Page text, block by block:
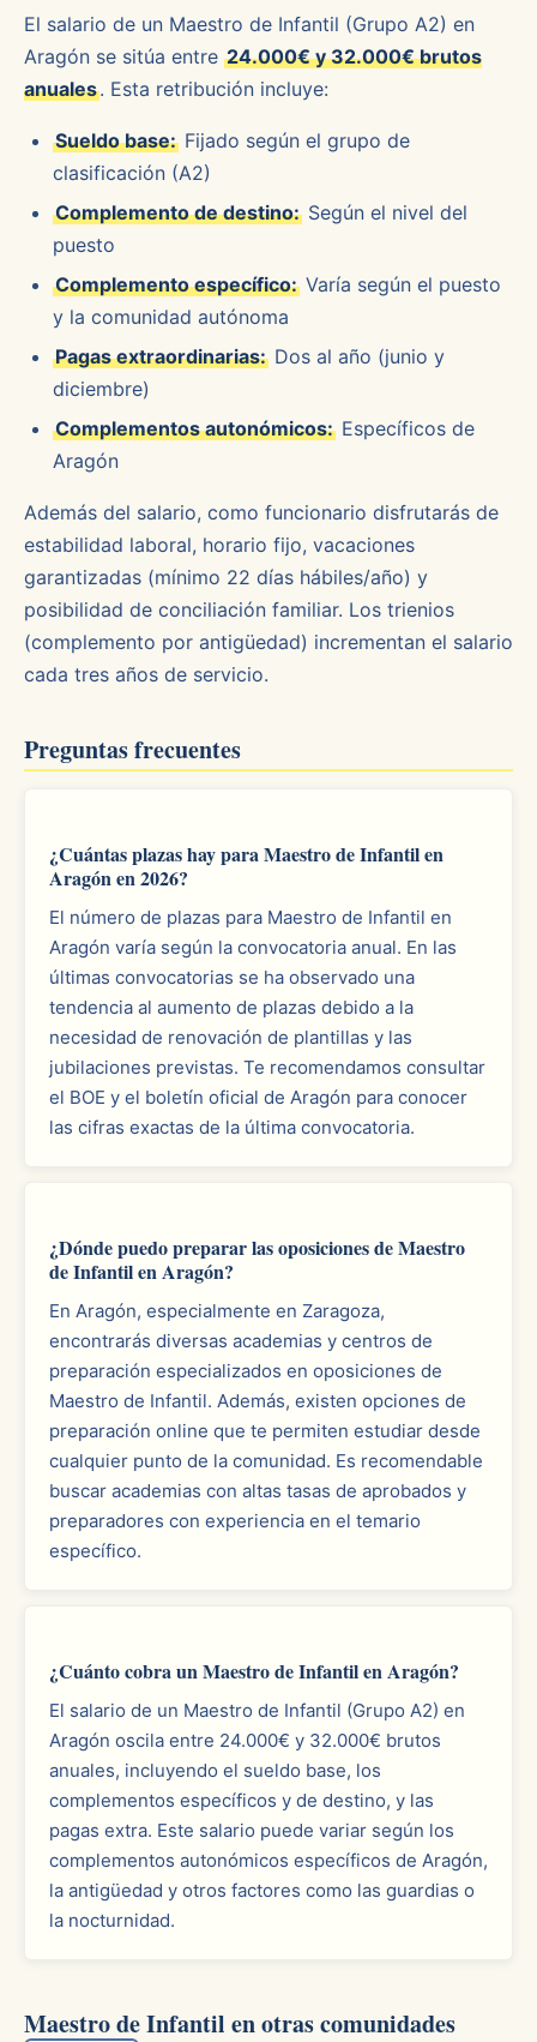
El salario de un Maestro de Infantil (Grupo A2) en
Aragón se sitúa entre 24.000€ y 32.000€ brutos
anuales. Esta retribución incluye:
Sueldo base: Fijado según el grupo de
clasificación (A2)
Complemento de destino: Según el nivel del
puesto
Complemento específico: Varía según el puesto
y la comunidad autónoma
Pagas extraordinarias: Dos al año (junio y
diciembre)
Complementos autonómicos: Específicos de
Aragón
Además del salario, como funcionario disfrutarás de
estabilidad laboral, horario fijo, vacaciones
garantizadas (mínimo 22 días hábiles/año) y
posibilidad de conciliación familiar. Los trienios
(complemento por antigüedad) incrementan el salario
cada tres años de servicio.
Preguntas frecuentes
¿Cuántas plazas hay para Maestro de Infantil en
Aragón en 2026?
El número de plazas para Maestro de Infantil en
Aragón varía según la convocatoria anual. En las
últimas convocatorias se ha observado una
tendencia al aumento de plazas debido a la
necesidad de renovación de plantillas y las
jubilaciones previstas. Te recomendamos consultar
el BOE y el boletín oficial de Aragón para conocer
las cifras exactas de la última convocatoria.
¿Dónde puedo preparar las oposiciones de Maestro
de Infantil en Aragón?
En Aragón, especialmente en Zaragoza,
encontrarás diversas academias y centros de
preparación especializados en oposiciones de
Maestro de Infantil. Además, existen opciones de
preparación online que te permiten estudiar desde
cualquier punto de la comunidad. Es recomendable
buscar academias con altas tasas de aprobados y
preparadores con experiencia en el temario
específico.
¿Cuánto cobra un Maestro de Infantil en Aragón?
El salario de un Maestro de Infantil (Grupo A2) en
Aragón oscila entre 24.000€ y 32.000€ brutos
anuales, incluyendo el sueldo base, los
complementos específicos y de destino, y las
pagas extra. Este salario puede variar según los
complementos autonómicos específicos de Aragón,
la antigüedad y otros factores como las guardias o
la nocturnidad.
Maestro de Infantil en otras comunidades